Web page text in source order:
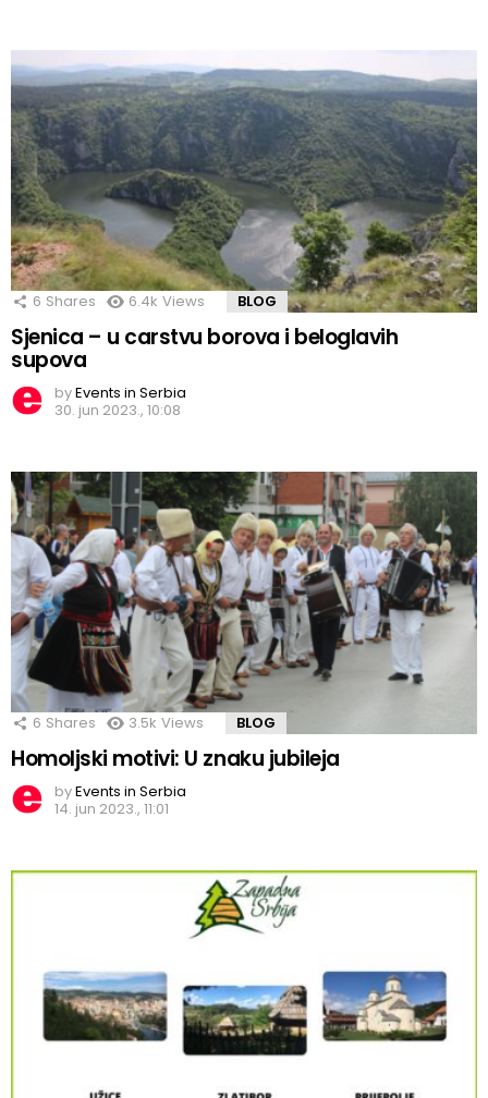
6 Shares 6.4k Views BLOG
Sjenica – u carstvu borova i beloglavih
supova
byEvents in Serbia
30. jun 2023., 10:08
6 Shares 3.5k Views BLOG
Homoljski motivi: U znaku jubileja
byEvents in Serbia
14. jun 2023., 11:01